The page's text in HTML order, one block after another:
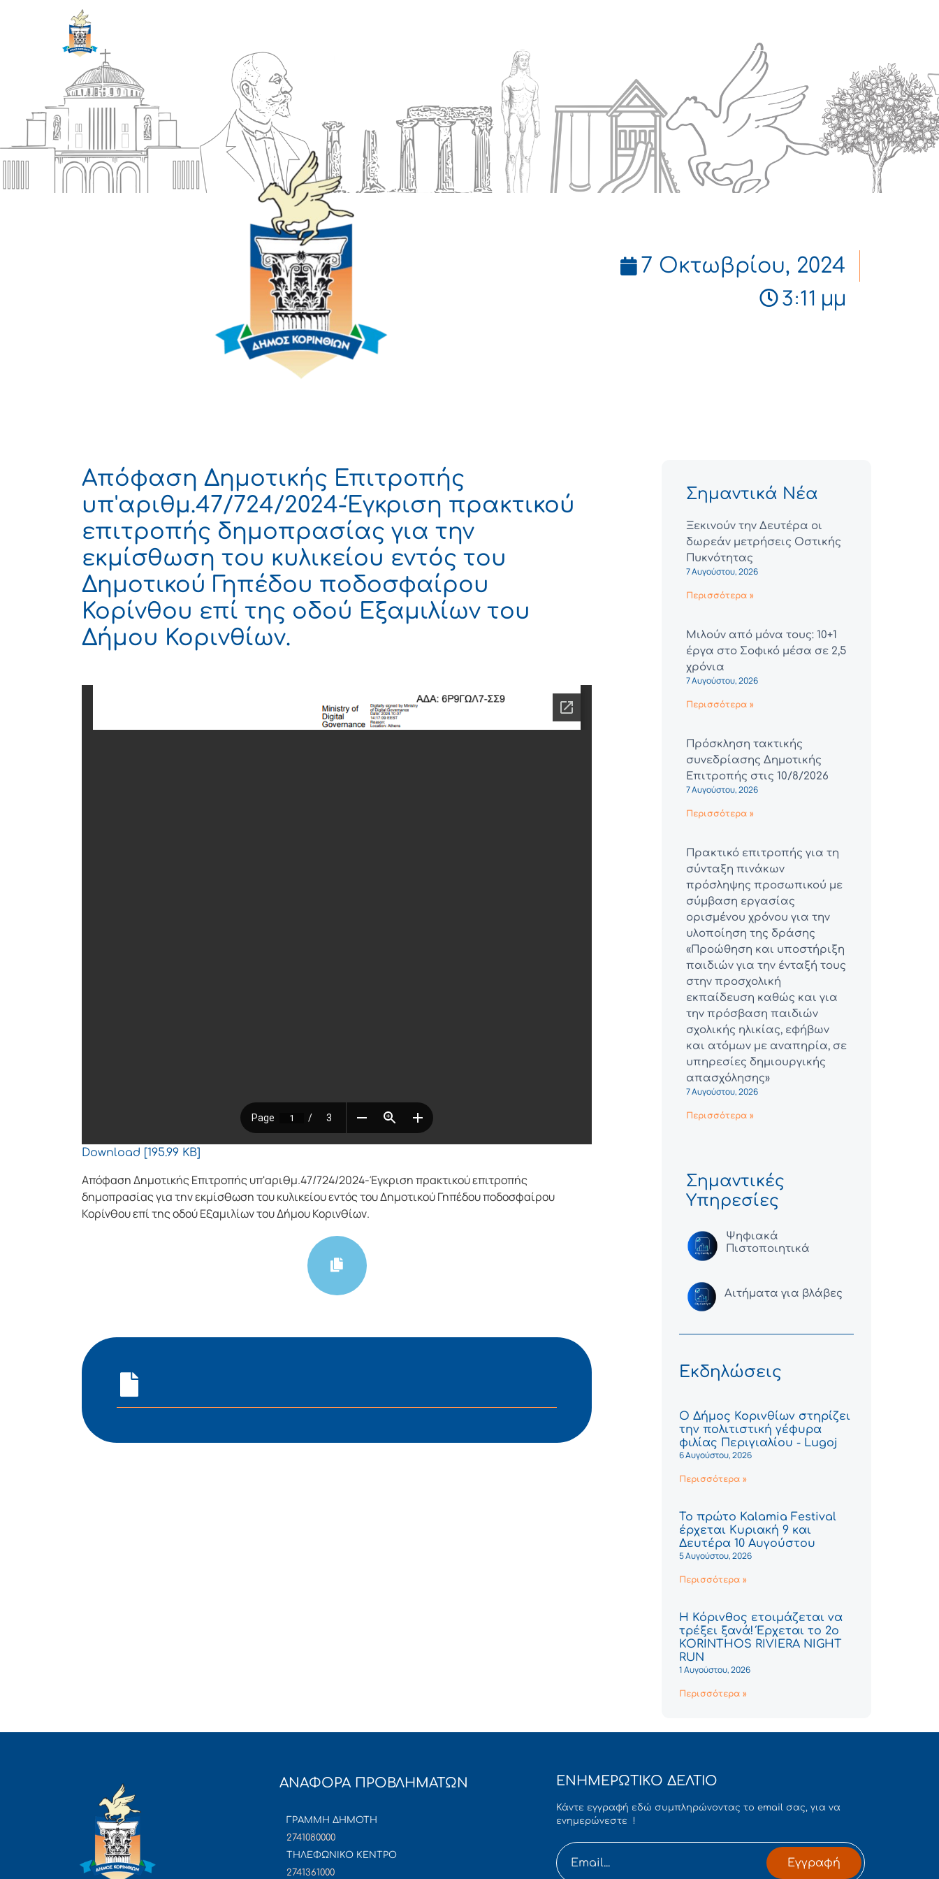
7 Οκτωβρίου, 2024
3:11 μμ
Απόφαση Δημοτικής Επιτροπής
υπ'αριθμ.47/724/2024-Έγκριση πρακτικού
επιτροπής δημοπρασίας για την
εκμίσθωση του κυλικείου εντός του
Δημοτικού Γηπέδου ποδοσφαίρου
Κορίνθου επί της οδού Εξαμιλίων του
Δήμου Κορινθίων.
Download [195.99 KB]
Απόφαση Δημοτικής Επιτροπής υπ'αριθμ.47/724/2024-Έγκριση πρακτικού επιτροπής
δημοπρασίας για την εκμίσθωση του κυλικείου εντός του Δημοτικού Γηπέδου ποδοσφαίρου
Κορίνθου επί της οδού Εξαμιλίων του Δήμου Κορινθίων.
Σημαντικά Νέα
Ξεκινούν την Δευτέρα οι
δωρεάν μετρήσεις Οστικής
Πυκνότητας
7 Αυγούστου, 2026
Περισσότερα »
Μιλούν από μόνα τους: 10+1
έργα στο Σοφικό μέσα σε 2,5
χρόνια
7 Αυγούστου, 2026
Περισσότερα »
Πρόσκληση τακτικής
συνεδρίασης Δημοτικής
Επιτροπής στις 10/8/2026
7 Αυγούστου, 2026
Περισσότερα »
Πρακτικό επιτροπής για τη
σύνταξη πινάκων
πρόσληψης προσωπικού με
σύμβαση εργασίας
ορισμένου χρόνου για την
υλοποίηση της δράσης
«Προώθηση και υποστήριξη
παιδιών για την ένταξή τους
στην προσχολική
εκπαίδευση καθώς και για
την πρόσβαση παιδιών
σχολικής ηλικίας, εφήβων
και ατόμων με αναπηρία, σε
υπηρεσίες δημιουργικής
απασχόλησης»
7 Αυγούστου, 2026
Περισσότερα »
Σημαντικές
Υπηρεσίες
Ψηφιακά
Πιστοποιητικά
Αιτήματα για βλάβες
Εκδηλώσεις
Ο Δήμος Κορινθίων στηρίζει
την πολιτιστική γέφυρα
φιλίας Περιγιαλίου - Lugoj
6 Αυγούστου, 2026
Περισσότερα »
Το πρώτο Kalamia Festival
έρχεται Κυριακή 9 και
Δευτέρα 10 Αυγούστου
5 Αυγούστου, 2026
Περισσότερα »
Η Κόρινθος ετοιμάζεται να
τρέξει ξανά! Έρχεται το 2ο
KORINTHOS RIVIERA NIGHT
RUN
1 Αυγούστου, 2026
Περισσότερα »
ΑΝΑΦΟΡΑ ΠΡΟΒΛΗΜΑΤΩΝ
ΓΡΑΜΜΗ ΔΗΜΟΤΗ
2741080000
ΤΗΛΕΦΩΝΙΚΟ ΚΕΝΤΡΟ
2741361000
ΕΝΗΜΕΡΩΤΙΚΟ ΔΕΛΤΙΟ
Κάντε εγγραφή εδώ συμπληρώνοντας το email σας, για να
ενημερώνεστε !
Εγγραφή